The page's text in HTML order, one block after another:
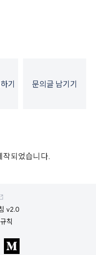
기 문의글 남기기
작되었습니다.
v2.0
칙
북 미디엄